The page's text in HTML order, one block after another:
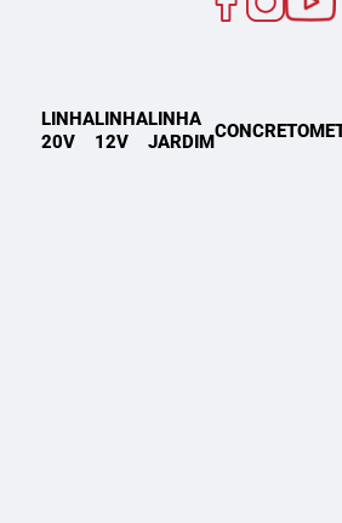
LINHA
20V
LINHA
12V
LINHA
JARDIM
CONCRETO